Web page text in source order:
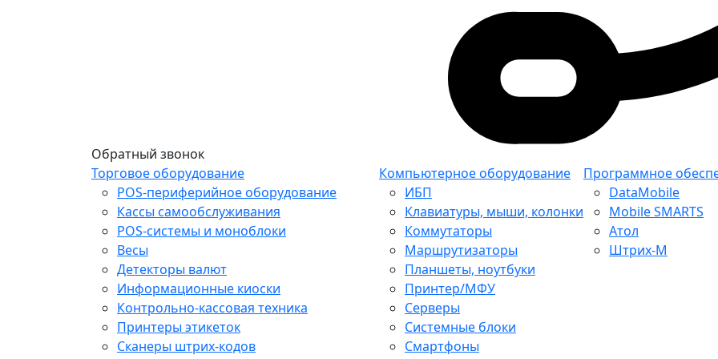
Обратный звонок
Торговое оборудование
POS-периферийное оборудование
Кассы самообслуживания
POS-системы и моноблоки
Весы
Детекторы валют
Информационные киоски
Контрольно-кассовая техника
Принтеры этикеток
Сканеры штрих-кодов
Компьютерное оборудование
ИБП
Клавиатуры, мыши, колонки
Коммутаторы
Маршрутизаторы
Планшеты, ноутбуки
Принтер/МФУ
Серверы
Системные блоки
Смартфоны
Программное
DataMobile
Mobile SMARTS
Атол
Штрих-М